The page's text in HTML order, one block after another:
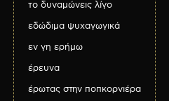
το δυναμώνεις λίγο
εδώδιμα ψυχαγωγικά
εν γη ερήμω
έρευνα
έρωτας στην ποπκορνιέρα